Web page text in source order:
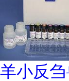
羊小反